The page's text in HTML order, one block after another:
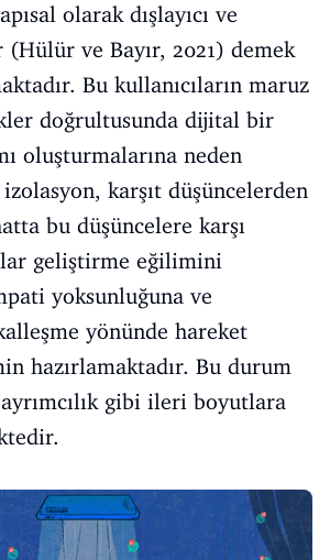
olarak dışlayıcı ve
ve Bayır, 2021) demek
Bu kullanıcıların maruz
doğrultusunda dijital bir
oluşturmalarına neden
karşıt düşüncelerden
bu düşüncelere karşı
geliştirme eğilimini
yoksunluğuna ve
yönünde hareket
hazırlamaktadır. Bu durum
gibi ileri boyutlara